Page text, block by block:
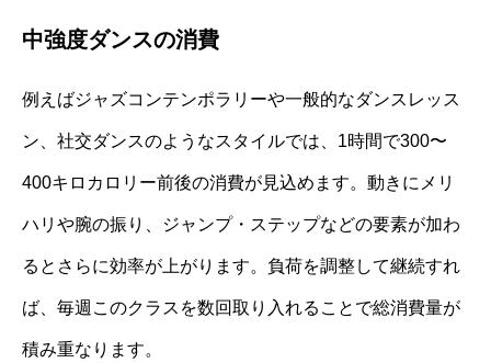
中強度ダンスの消費
例えばジャズコンテンポラリーや一般的なダンスレッス
ン、社交ダンスのようなスタイルでは、1時間で300〜
400キロカロリー前後の消費が見込めます。動きにメリ
ハリや腕の振り、ジャンプ・ステップなどの要素が加わ
るとさらに効率が上がります。負荷を調整して継続すれ
ば、毎週このクラスを数回取り入れることで総消費量が
積み重なります。